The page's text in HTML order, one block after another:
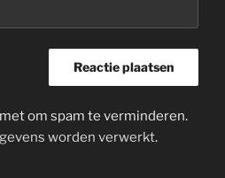
om spam te verminderen.
worden verwerkt.